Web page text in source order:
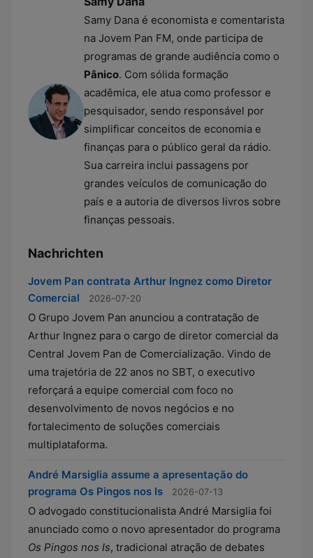
Samy Dana é economista e comentarista
na Jovem Pan FM, onde participa de
programas de grande audiência como o
Pânico. Com sólida formação
acadêmica, ele atua como professor e
pesquisador, sendo responsável por
simplificar conceitos de economia e
finanças para o público geral da rádio.
Sua carreira inclui passagens por
grandes veículos de comunicação do
país e a autoria de diversos livros sobre
finanças pessoais.
Nachrichten
Jovem Pan contrata Arthur Ingnez como Diretor
Comercial
2026-07-20
O Grupo Jovem Pan anunciou a contratação de
Arthur Ingnez para o cargo de diretor comercial da
Central Jovem Pan de Comercialização. Vindo de
uma trajetória de 22 anos no SBT, o executivo
reforçará a equipe comercial com foco no
desenvolvimento de novos negócios e no
fortalecimento de soluções comerciais
multiplataforma.
André Marsiglia assume a apresentação do
programa Os Pingos nos Is
2026-07-13
O advogado constitucionalista André Marsiglia foi
anunciado como o novo apresentador do programa
Os Pingos nos Is, tradicional atração de debates